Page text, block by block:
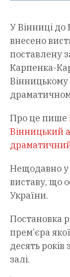
У Вінниці до
внесено
поставлену
Карпенка-
Про це пише
Вінницький
Нещодавно у
виставу, що
України.
Постановка
прем’єра
десять
залі.